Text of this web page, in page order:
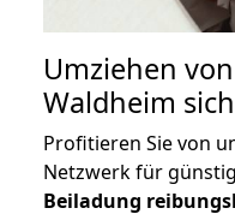
Umziehen von
Waldheim
Profitieren Sie von
Netzwerk für
Beiladung